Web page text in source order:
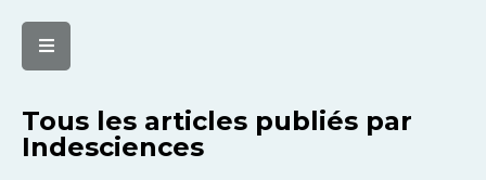
Tous les articles publiés par
Indesciences